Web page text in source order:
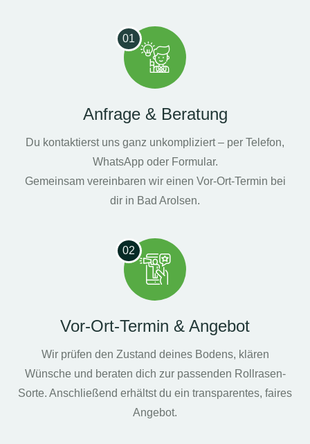
01
Anfrage & Beratung
Du kontaktierst uns ganz unkompliziert – per Telefon,
WhatsApp oder Formular.
Gemeinsam vereinbaren wir einen Vor-Ort-Termin bei
dir in Bad Arolsen.
02
Vor-Ort-Termin & Angebot
Wir prüfen den Zustand deines Bodens, klären
Wünsche und beraten dich zur passenden Rollrasen-
Sorte. Anschließend erhältst du ein transparentes, faires
Angebot.